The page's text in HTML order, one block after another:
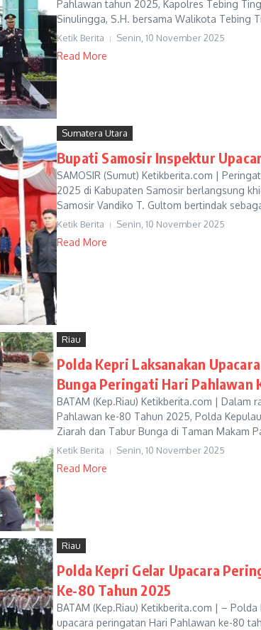
Pahlawan tahun 2025, Kapolres Tebing
Sinulingga, S.H. bersama Walikota Tebing
Ketik Berita Senin, 10 November 2025
Read More
Sumatera Utara
Bupati Samosir Inspektur
SAMOSIR (Sumut) Ketikberita.com |
2025 di Kabupaten Samosir berlangsung
Samosir Vandiko T. Gultom bertindak
Ketik Berita Senin, 10 November 2025
Read More
Riau
Polda Kepri Laksanakan
Bunga Peringati Hari Pahlawan
BATAM (Kep.Riau) Ketikberita.com | Dalam
Pahlawan ke-80 Tahun 2025, Polda
Ziarah dan Tabur Bunga di Taman Makam
Ketik Berita Senin, 10 November 2025
Read More
Riau
Polda Kepri Gelar Upacara
Ke-80 Tahun 2025
BATAM (Kep.Riau) Ketikberita.com | –
upacara peringatan Hari Pahlawan ke-80